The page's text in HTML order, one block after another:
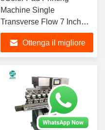
Machine Single
Transverse Flow 7 Inch
Voltran Line Pad Printer
Con PLC Ceramic Ring
Holder Shaft
Ottenga il migliore